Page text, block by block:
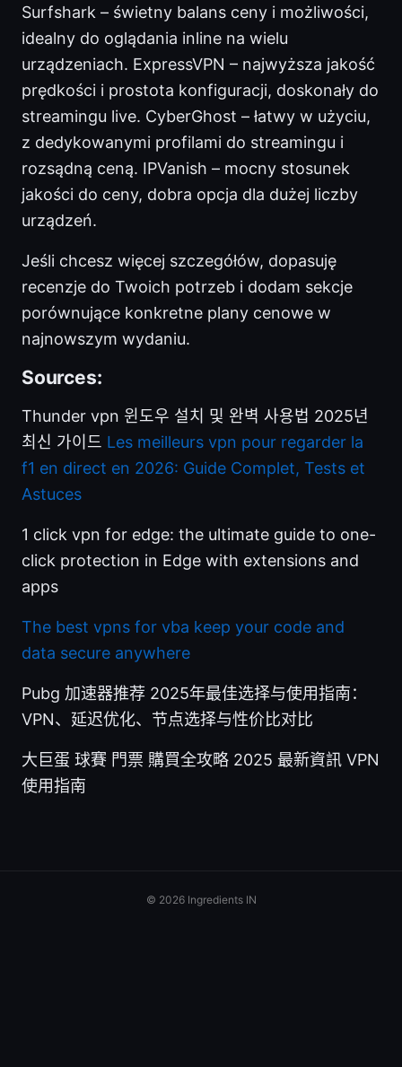
Surfshark – świetny balans ceny i możliwości,
idealny do oglądania inline na wielu
urządzeniach. ExpressVPN – najwyższa jakość
prędkości i prostota konfiguracji, doskonały do
streamingu live. CyberGhost – łatwy w użyciu,
z dedykowanymi profilami do streamingu i
rozsądną ceną. IPVanish – mocny stosunek
jakości do ceny, dobra opcja dla dużej liczby
urządzeń.
Jeśli chcesz więcej szczegółów, dopasuję
recenzje do Twoich potrzeb i dodam sekcje
porównujące konkretne plany cenowe w
najnowszym wydaniu.
Sources:
Thunder vpn 윈도우 설치 및 완벽 사용법 2025년
최신 가이드 Les meilleurs vpn pour regarder la
f1 en direct en 2026: Guide Complet, Tests et
Astuces
1 click vpn for edge: the ultimate guide to one-
click protection in Edge with extensions and
apps
The best vpns for vba keep your code and
data secure anywhere
Pubg 加速器推荐 2025年最佳选择与使用指南：
VPN、延迟优化、节点选择与性价比对比
大巨蛋 球賽 門票 購買全攻略 2025 最新資訊 VPN
使用指南
© 2026 Ingredients IN